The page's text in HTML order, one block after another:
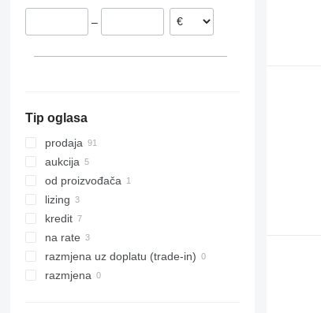
Francuska
Rumunija
–
Tip oglasa
prodaja
aukcija
od proizvođača
lizing
kredit
na rate
razmjena uz doplatu (trade-in)
razmjena